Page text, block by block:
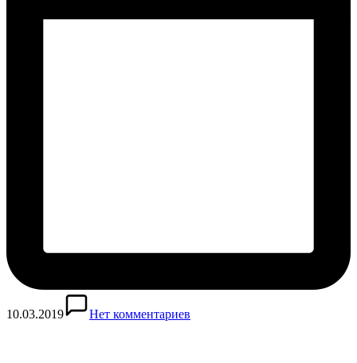
10.03.2019 Нет комментариев